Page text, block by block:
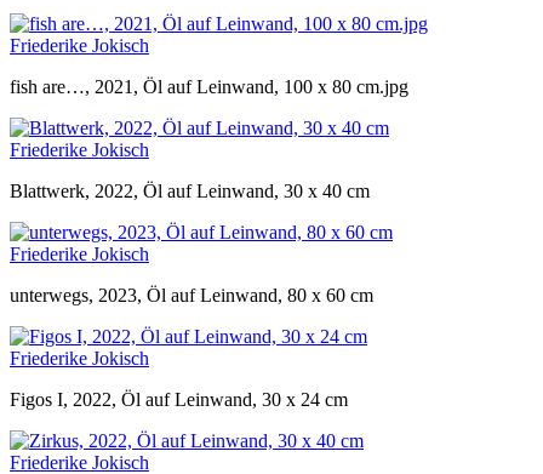
Friederike Jokisch
fish are…, 2021, Öl auf Leinwand, 100 x 80 cm.jpg
Friederike Jokisch
Blattwerk, 2022, Öl auf Leinwand, 30 x 40 cm
Friederike Jokisch
unterwegs, 2023, Öl auf Leinwand, 80 x 60 cm
Friederike Jokisch
Figos I, 2022, Öl auf Leinwand, 30 x 24 cm
Friederike Jokisch